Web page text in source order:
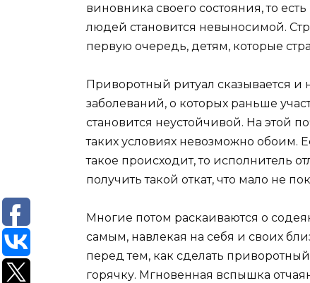
виновника своего состояния, то
людей становится невыносимой.
первую очередь, детям, которые
Приворотный ритуал сказывается и
заболеваний, о которых раньше
становится неустойчивой. На этой
таких условиях невозможно
такое происходит, то исполнитель
получить такой откат, что мало не
Многие потом раскаиваются о
самым, навлекая на себя и своих
перед тем, как сделать
горячку. Мгновенная вспышка